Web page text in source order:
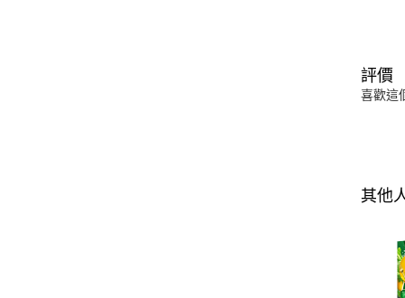
評價
喜歡這
其他